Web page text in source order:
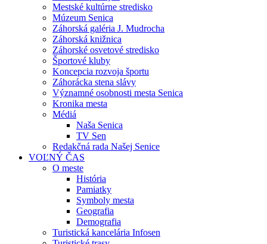
Mestské kultúrne stredisko
Múzeum Senica
Záhorská galéria J. Mudrocha
Záhorská knižnica
Záhorské osvetové stredisko
Športové kluby
Koncepcia rozvoja športu
Záhorácka stena slávy
Významné osobnosti mesta Senica
Kronika mesta
Médiá
Naša Senica
TV Sen
Redakčná rada Našej Senice
VOĽNÝ ČAS
O meste
História
Pamiatky
Symboly mesta
Geografia
Demografia
Turistická kancelária Infosen